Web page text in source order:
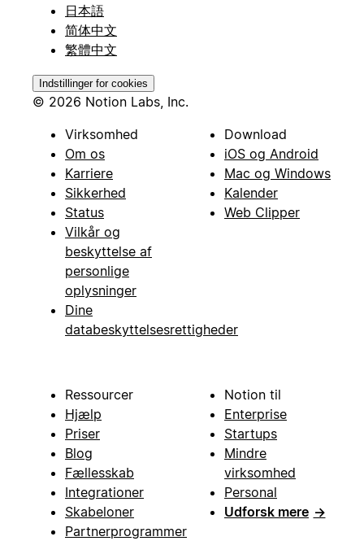
日本語
简体中文
繁體中文
Indstillinger for cookies
© 2026 Notion Labs, Inc.
Virksomhed
Om os
Karriere
Sikkerhed
Status
Vilkår og
beskyttelse af
personlige
oplysninger
Dine
databeskyttelsesrettigheder
Download
iOS og Android
Mac og Windows
Kalender
Web Clipper
Ressourcer
Hjælp
Priser
Blog
Fællesskab
Integrationer
Skabeloner
Partnerprogrammer
Notion til
Enterprise
Startups
Mindre
virksomhed
Personal
Udforsk mere →